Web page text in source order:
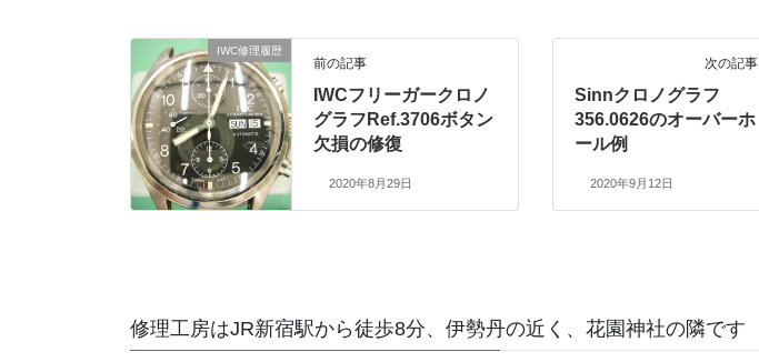
IWC修理履歴
前の記事
IWCフリーガークロノ
グラフRef.3706ボタン
欠損の修復
2020年8月29日
次の記事
Sinnクロノグラフ
356.0626のオーバーホ
ール例
2020年9月12日
修理工房はJR新宿駅から徒歩8分、伊勢丹の近く、花園神社の隣です